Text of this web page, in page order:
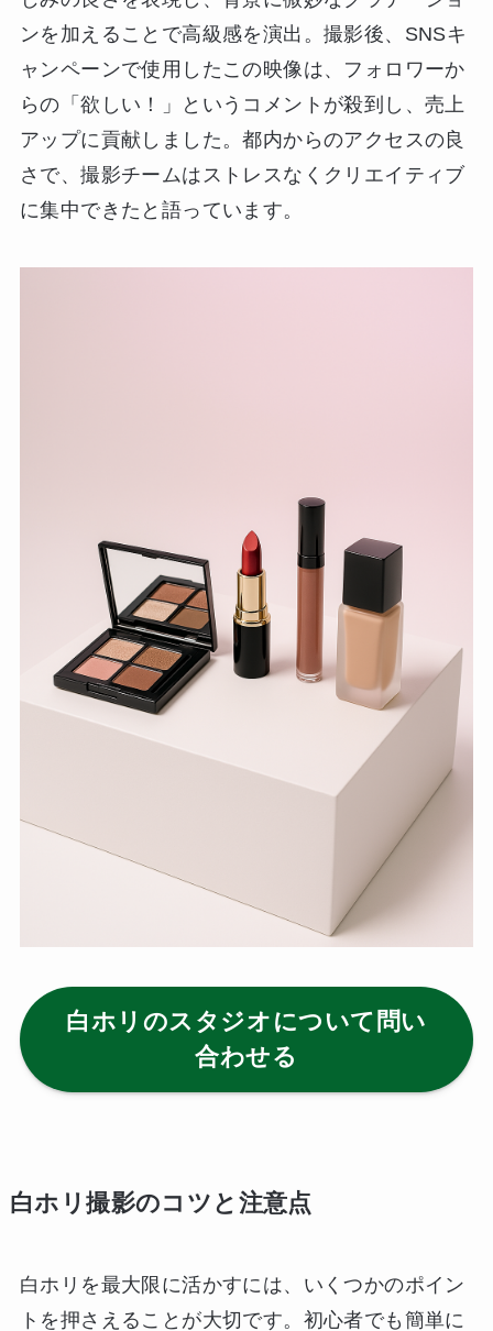
ンを加えることで高級感を演出。撮影後、SNSキ
ャンペーンで使用したこの映像は、フォロワーか
らの「欲しい！」というコメントが殺到し、売上
アップに貢献しました。都内からのアクセスの良
さで、撮影チームはストレスなくクリエイティブ
に集中できたと語っています。
白ホリのスタジオについて問い
合わせる
白ホリ撮影のコツと注意点
白ホリを最大限に活かすには、いくつかのポイン
トを押さえることが大切です。初心者でも簡単に